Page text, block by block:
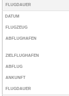
FLUGDAUER
DATUM
FLUGZEUG
ABFLUGHAFEN
ZIELFLUGHAFEN
ABFLUG
ANKUNFT
FLUGDAUER